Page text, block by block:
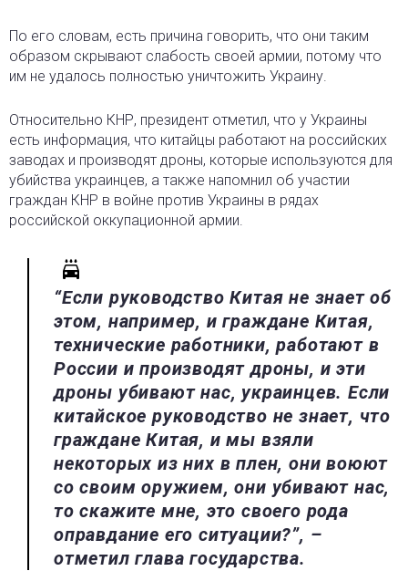
По его словам, есть причина говорить, что они таким
образом скрывают слабость своей армии, потому что
им не удалось полностью уничтожить Украину.
Относительно КНР, президент отметил, что у Украины
есть информация, что китайцы работают на российских
заводах и производят дроны, которые используются для
убийства украинцев, а также напомнил об участии
граждан КНР в войне против Украины в рядах
российской оккупационной армии.
“Если руководство Китая не знает об
этом, например, и граждане Китая,
технические работники, работают в
России и производят дроны, и эти
дроны убивают нас, украинцев. Если
китайское руководство не знает, что
граждане Китая, и мы взяли
некоторых из них в плен, они воюют
со своим оружием, они убивают нас,
то скажите мне, это своего рода
оправдание его ситуации?”, –
отметил глава государства.